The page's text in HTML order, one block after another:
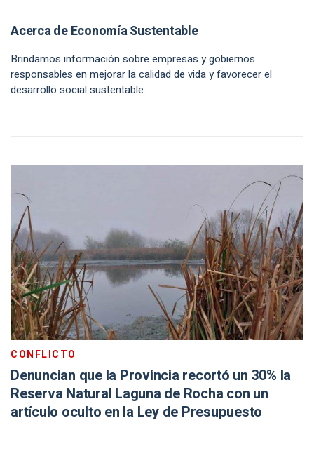
Acerca de Economía Sustentable
Brindamos información sobre empresas y gobiernos
responsables en mejorar la calidad de vida y favorecer el
desarrollo social sustentable.
CONFLICTO
Denuncian que la Provincia recortó un 30% la
Reserva Natural Laguna de Rocha con un
artículo oculto en la Ley de Presupuesto